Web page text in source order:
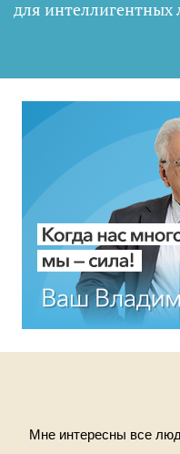
для интеллигентных
Мне интересны все